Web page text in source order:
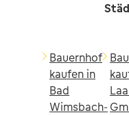
Bauernhof
kaufen in
Bad
Wimsbach-